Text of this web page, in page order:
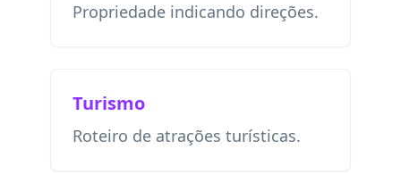
Propriedade indicando direções.
Turismo
Roteiro de atrações turísticas.